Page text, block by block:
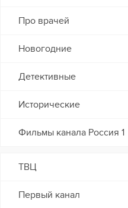
Про врачей
Новогодние
Детективные
Исторические
Фильмы канала Россия 1
ТВЦ
Первый канал